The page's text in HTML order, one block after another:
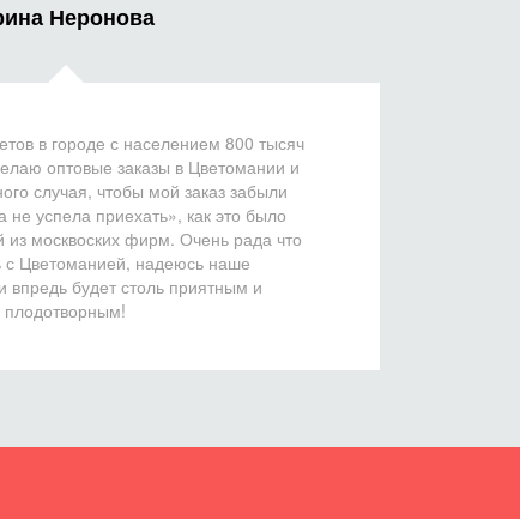
Неронова
в городе с населением 800 тысяч
оптовые заказы в Цветомании и
случая, чтобы мой заказ забыли
не успела приехать», как это было
из москвоских фирм. Очень рада что
с Цветоманией, надеюсь наше
впредь будет столь приятным и
плодотворным!